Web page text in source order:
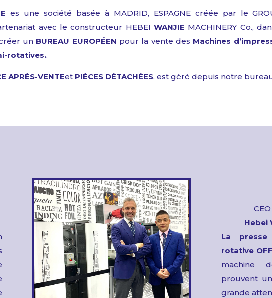
es unesociété basée à MADRID, ESPAGNE créée par le
avec leconstructeur HEBEIWANJIE MACHINERY Co.,
un BUREAU EUROPÉEN pour la vente des Machines
rotatives..
APRÈS-VENTEet PIÈCES DÉTACHÉES,estgérédepuis notre
Hebei
La presse
rotative
machine
prouvent
grande